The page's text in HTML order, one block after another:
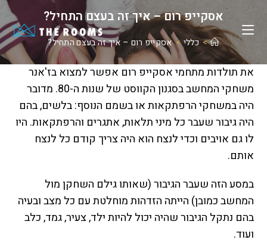
content
אסקייפ רום – איך זה בעצם התחיל?
> כללי > אסקייפ רום – איך זה בעצם התחיל?
את תולדות מתחמי אסקייפ רום אפשר למצוא בז'אנר
משחקי המחשב בסגנון הקווסט של שנות ה-80. מדובר
היה במשחקי הרפתקאות או בשמם הנוסף: בלשים, בהם
היה גיבור שעבר כל מיני תלאות, אתגרים והרפתקאות. היו
לו גם אויבים וכדי לנצח הוא היה צריך קודם כל לנצח
אותם.
במסע הזה שעבר הגיבור (שאותו גילם השחקן מול
המחשב כמובן) הייתה הזדהות מוחלטת עם כל מצב ובעיה
בהם נתקל הגיבור שהיה יכול להיות ילד, צעיר, גמד, כלב
ועוד.